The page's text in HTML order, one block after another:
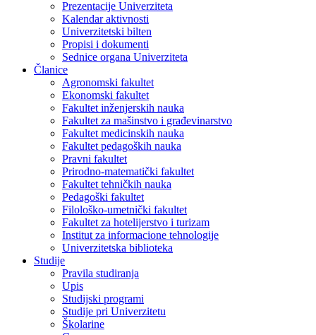
Prezentacije Univerziteta
Kalendar aktivnosti
Univerzitetski bilten
Propisi i dokumenti
Sednice organa Univerziteta
Članice
Agronomski fakultet
Ekonomski fakultet
Fakultet inženjerskih nauka
Fakultet za mašinstvo i građevinarstvo
Fakultet medicinskih nauka
Fakultet pedagoških nauka
Pravni fakultet
Prirodno-matematički fakultet
Fakultet tehničkih nauka
Pedagoški fakultet
Filološko-umetnički fakultet
Fakultet za hotelijerstvo i turizam
Institut za informacione tehnologije
Univerzitetska biblioteka
Studije
Pravila studiranja
Upis
Studijski programi
Studije pri Univerzitetu
Školarine